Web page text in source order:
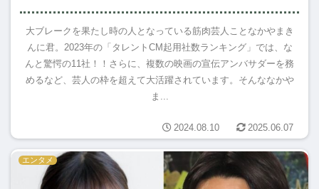
大ブレークを果たし時の人となっている筋肉芸人ことなかやまき
んに君。2023年の「タレントCM起用社数ランキング」では、な
んと驚愕の11社！！さらに、複数の映画の宣伝アンバサダーを務
めるなど、芸人の枠を超えて大活躍されています。そんななかや
ま...
2024.08.10 2025.06.07
エンタメ